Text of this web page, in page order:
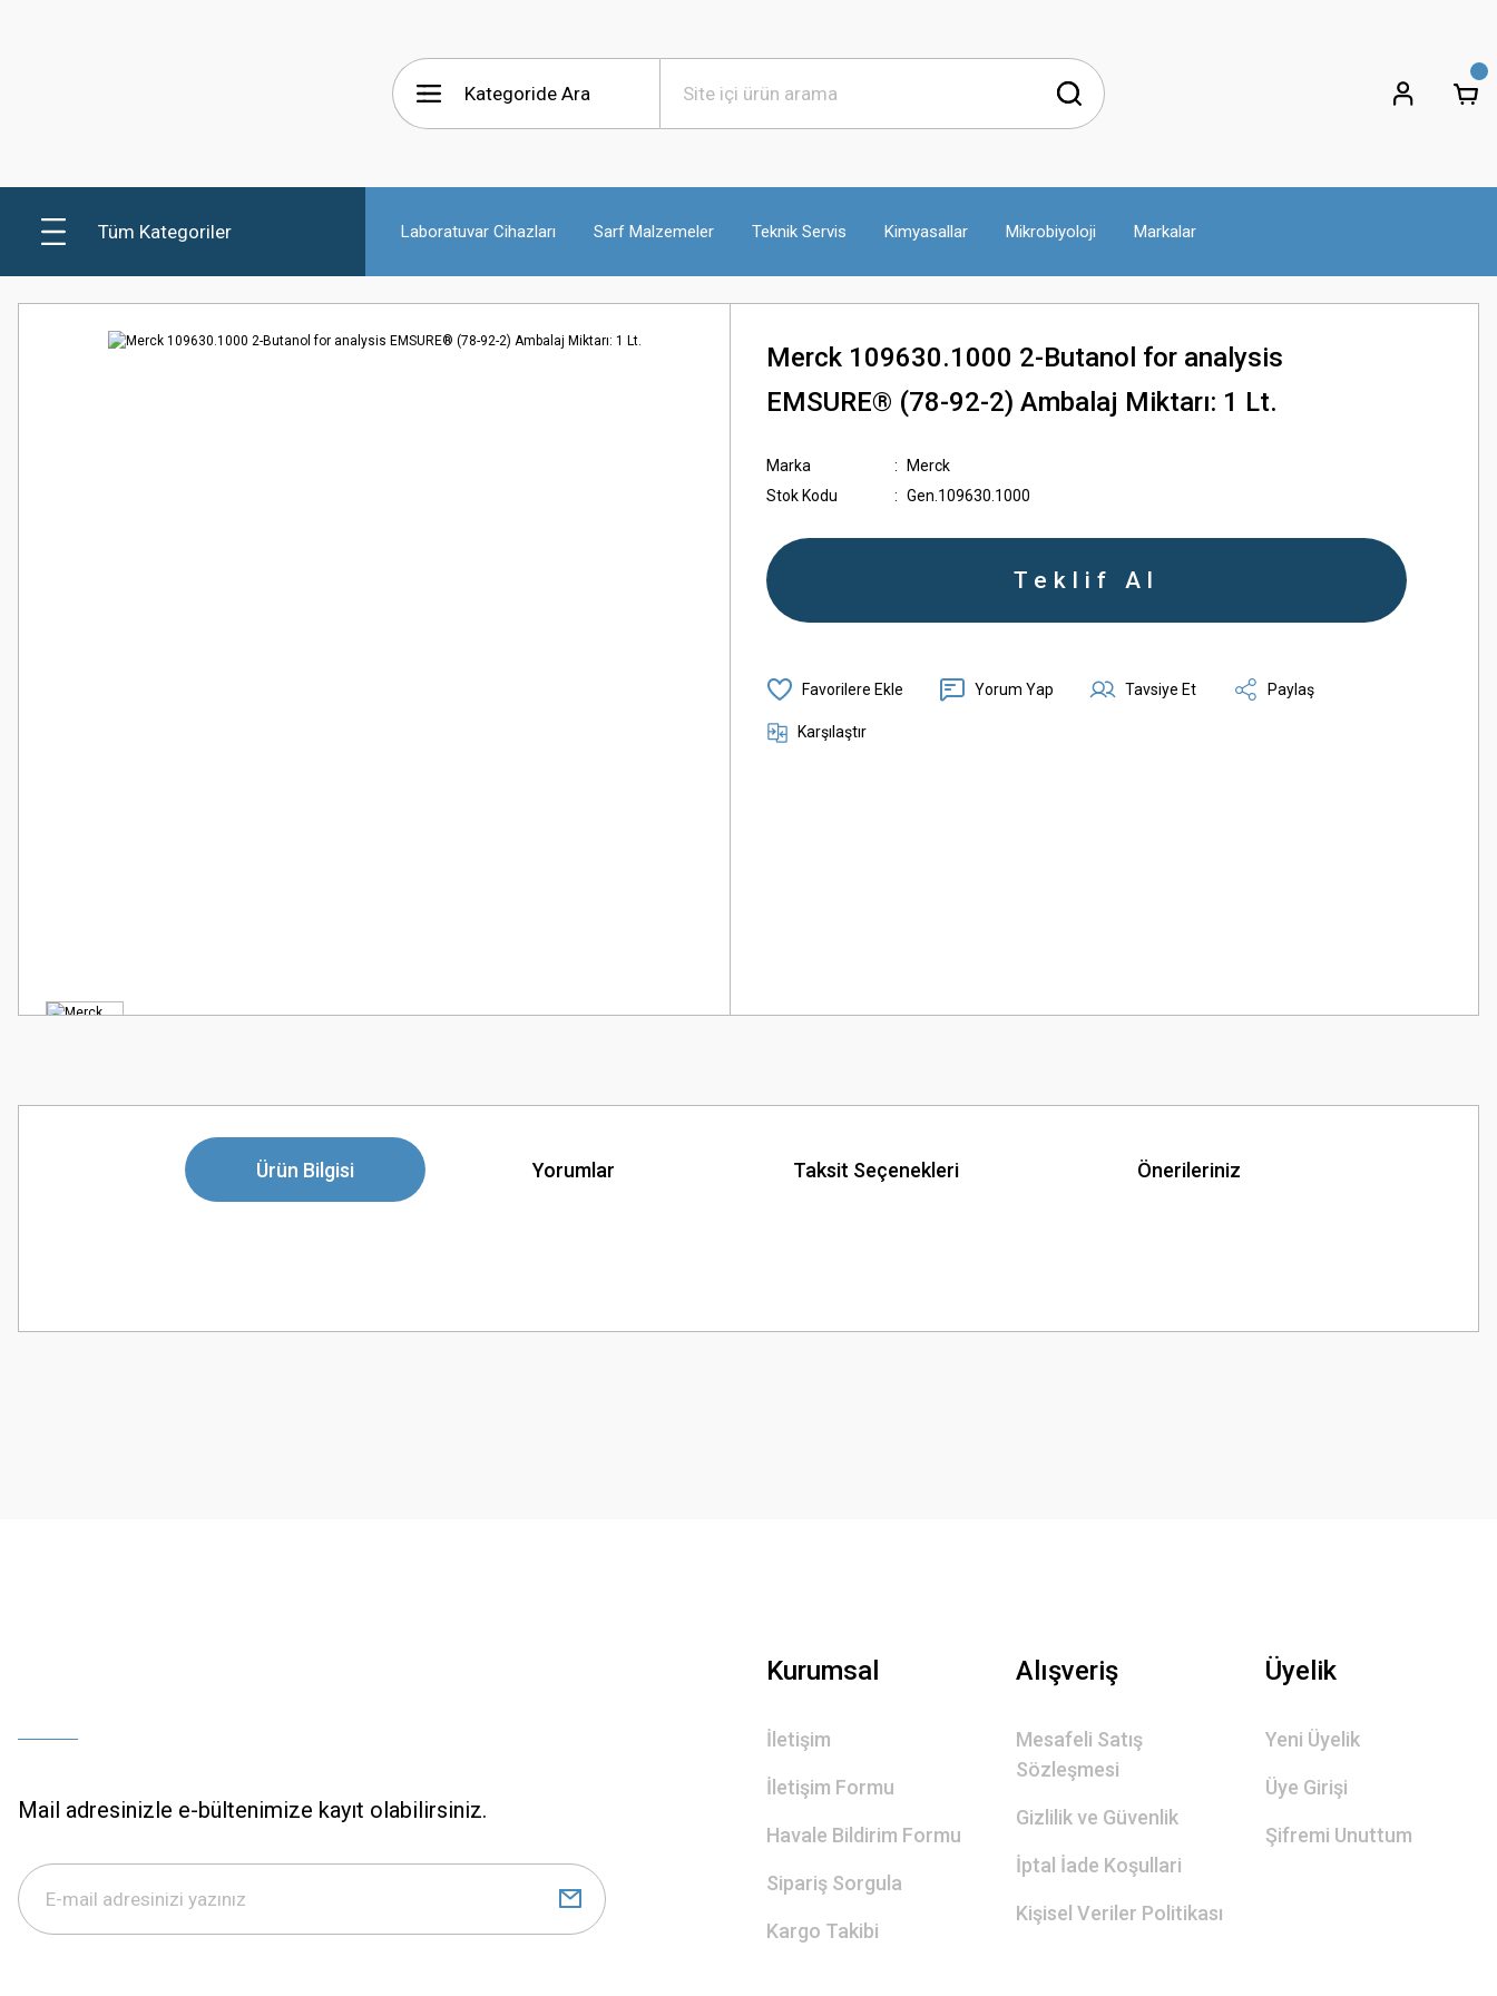
Tüm Kategoriler Laboratuvar Cihazları Sarf Malzemeler Teknik Servis Kimyasallar Mikrobiyoloji Markalar
Merck 109630.1000 2-Butanol for analysis
EMSURE® (78-92-2) Ambalaj Miktarı: 1 Lt.
Marka
Merck
Stok Kodu
Gen.109630.1000
Teklif Al
Yorum Yap Tavsiye Et Paylaş
Karşılaştır
Ürün Bilgisi Yorumlar Taksit Seçenekleri Önerileriniz
Görüş ve önerileriniz için teşekkür ederiz.
Mail adresinizle e-bültenimize kayıt olabilirsiniz.
Kurumsal
İletişim
İletişim Formu
Havale Bildirim Formu
Sipariş Sorgula
Kargo Takibi
Alışveriş
Mesafeli Satış
Sözleşmesi
Gizlilik ve Güvenlik
İptal İade Koşullari
Kişisel Veriler Politikası
Üyelik
Yeni Üyelik
Üye Girişi
Şifremi Unuttum